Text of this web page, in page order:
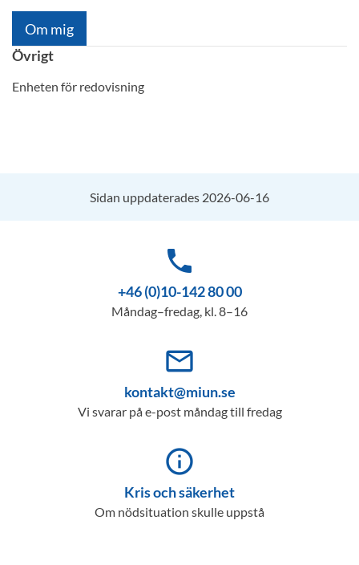
Om mig
Övrigt
Enheten för redovisning
Sidan uppdaterades 2026-06-16
phone
+46 (0)10-142 80 00
Måndag–fredag, kl. 8–16
mail_outline
kontakt@miun.se
Vi svarar på e-post måndag till fredag
info_outline
Kris och säkerhet
Om nödsituation skulle uppstå